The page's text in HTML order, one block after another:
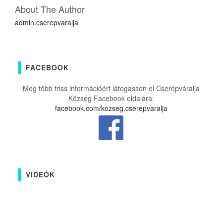
About The Author
admin.cserepvaralja
FACEBOOK
Még több friss információért látogasson el Cserépváralja
Község Facebook oldalára:
facebook.com/kozseg.cserepvaralja
VIDEÓK